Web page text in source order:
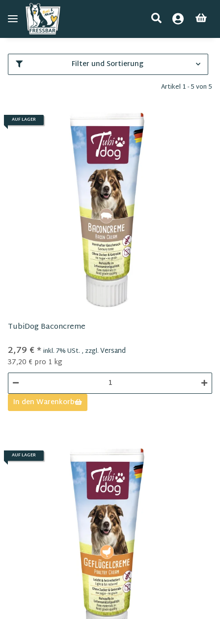
Filter und Sortierung
Artikel 1 - 5 von 5
AUF LAGER
TubiDog Baconcreme
2,79 €*inkl. 7% USt. , zzgl.Versand
37,20 € pro 1 kg
In den Warenkorb
AUF LAGER